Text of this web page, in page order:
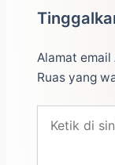
Alamat
Ruas yang